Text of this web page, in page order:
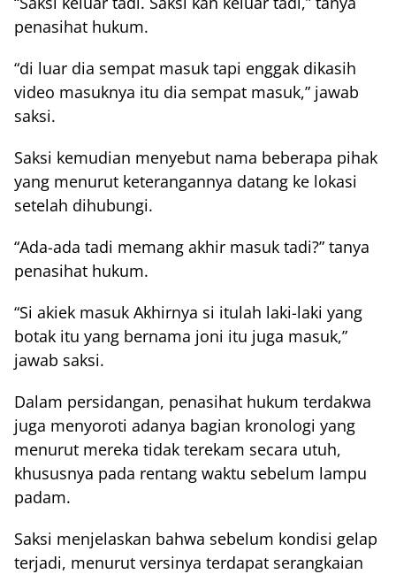
penasihat hukum.
“di luar dia sempat masuk tapi enggak dikasih
video masuknya itu dia sempat masuk,” jawab
saksi.
Saksi kemudian menyebut nama beberapa pihak
yang menurut keterangannya datang ke lokasi
setelah dihubungi.
“Ada-ada tadi memang akhir masuk tadi?” tanya
penasihat hukum.
“Si akiek masuk Akhirnya si itulah laki-laki yang
botak itu yang bernama joni itu juga masuk,”
jawab saksi.
Dalam persidangan, penasihat hukum terdakwa
juga menyoroti adanya bagian kronologi yang
menurut mereka tidak terekam secara utuh,
khususnya pada rentang waktu sebelum lampu
padam.
Saksi menjelaskan bahwa sebelum kondisi gelap
terjadi, menurut versinya terdapat serangkaian